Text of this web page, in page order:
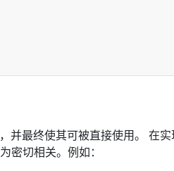
并最终使其可被直接使用。 在实
密切相关。例如：